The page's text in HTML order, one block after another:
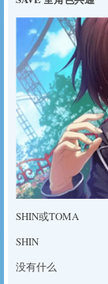
SHIN或TOMA
SHIN
没有什么